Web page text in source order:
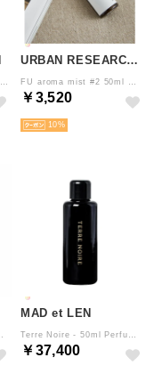
URBAN RESEARCH DOORS
￥3,520
10
MAD et LEN
￥37,400